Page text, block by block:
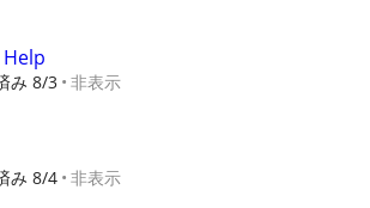
み 8/3 非表示
み 8/4 非表示